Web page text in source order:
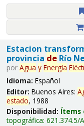
Estacion
provincia deRío
por Agua y Energía
Idioma: Español
Editor: Buenos Aires:
estado, 1988
Disponibilidad: Ítems
topográfica: 621.374.5/